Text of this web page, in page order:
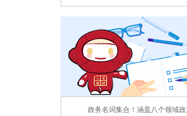
政务名词集合！涵盖八个领域政